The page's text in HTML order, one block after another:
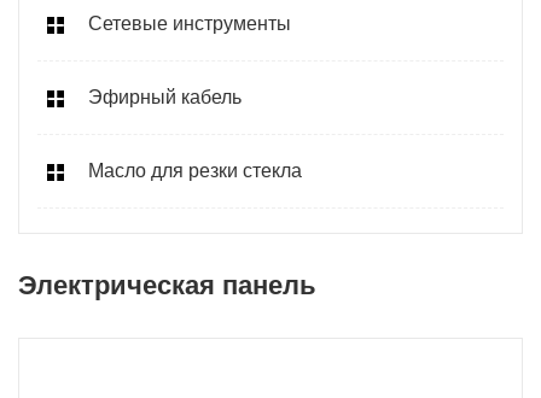
Сетевые инструменты
Эфирный кабель
Масло для резки стекла
Электрическая панель